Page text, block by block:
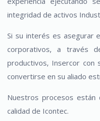
integridad de activos
Si su interés es asegurar
corporativos, a través
productivos, Insercor con
convertirse en su aliado
Nuestros procesos
calidad de Icontec.